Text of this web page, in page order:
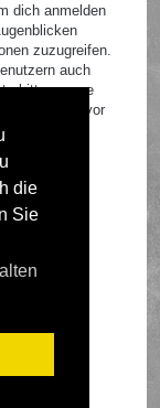
die
Sie
dich anmelden
zuzugreifen.
auch
bitte unsere
bevor